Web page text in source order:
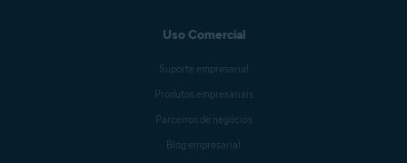
Uso Comercial
Suporte empresarial
Produtos empresariais
Parceiros de negócios
Blog empresarial